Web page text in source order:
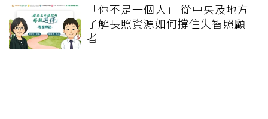
「你不是一個人」 從中央及地方
了解長照資源如何撐住失智照顧
者